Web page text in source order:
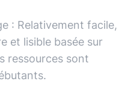
: Relativement facile,
et lisible basée sur
ressources sont